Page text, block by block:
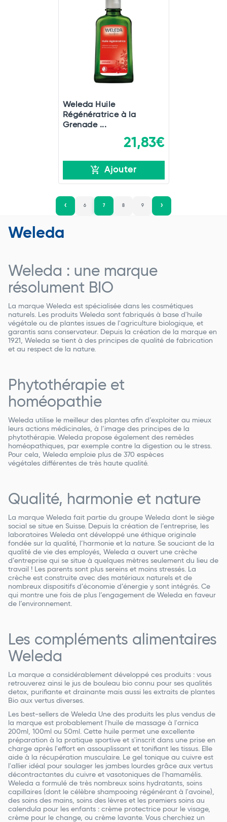
Weleda Huile
Régénératrice à la
Grenade ...
21,83€
Ajouter
6 7 8 9
Weleda
Weleda : une marque
résolument BIO
La marque Weleda est spécialisée dans les cosmétiques
naturels. Les produits Weleda sont fabriqués à base d'huile
végétale ou de plantes issues de l'agriculture biologique, et
garantis sans conservateur. Depuis la création de la marque en
1921, Weleda se tient à des principes de qualité de fabrication
et au respect de la nature.
Phytothérapie et
homéopathie
Weleda utilise le meilleur des plantes afin d’exploiter au mieux
leurs actions médicinales, à l’image des principes de la
phytothérapie. Weleda propose également des remèdes
homéopathiques, par exemple contre la digestion ou le stress.
Pour cela, Weleda emploie plus de 370 espèces
végétales différentes de très haute qualité.
Qualité, harmonie et nature
La marque Weleda fait partie du groupe Weleda dont le siège
social se situe en Suisse. Depuis la création de l’entreprise, les
laboratoires Weleda ont développé une éthique originale
fondée sur la qualité, l’harmonie et la nature. Se souciant de la
qualité de vie des employés, Weleda a ouvert une crèche
d’entreprise qui se situe à quelques mètres seulement du lieu de
travail ! Les parents sont plus sereins et moins stressés. La
crèche est construite avec des matériaux naturels et de
nombreux dispositifs d’économie d’énergie y sont intégrés. Ce
qui montre une fois de plus l’engagement de Weleda en faveur
de l’environnement.
Les compléments alimentaires
Weleda
La marque a considérablement développé ces produits : vous
retrouverez ainsi le jus de bouleau bio connu pour ses qualités
detox, purifiante et drainante mais aussi les extraits de plantes
Bio aux vertus diverses.
Les best-sellers de Weleda Une des produits les plus vendus de
la marque est probablement l'huile de massage à l'arnica
200ml, 100ml ou 50ml. Cette huile permet une excellente
préparation à la pratique sportive et s'inscrit dans une prise en
charge après l'effort en assouplissant et tonifiant les tissus. Elle
aide à la récupération musculaire. Le gel tonique au cuivre est
l'allier idéal pour soulager les jambes lourdes grâce aux vertus
décontractantes du cuivre et vasotoniques de l'hamamélis.
Weleda a formulé de très nombreux soins hydratants, soins
capillaires (dont le célèbre shampooing régénérant à l'avoine),
des soins des mains, soins des lèvres et les premiers soins au
calendula pour les enfants : crème protectrice pour le visage,
crème pour le change, ou crème lavante. Vous cherchiez un